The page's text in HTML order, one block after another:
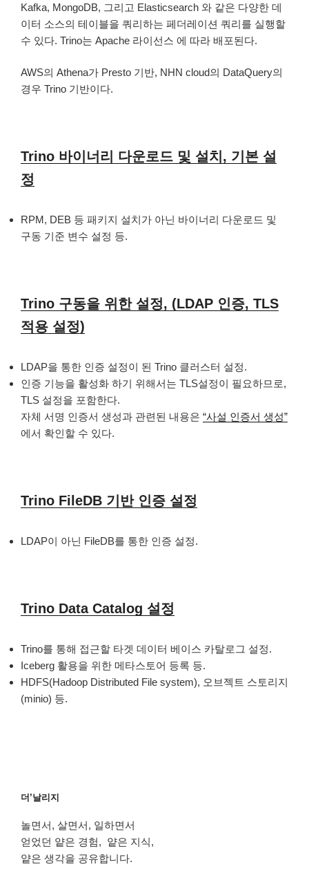
Kafka, MongoDB, 그리고 Elasticsearch 와 같은 다양한 데
이터 소스의 테이블을 쿼리하는 페더레이션 쿼리를 실행할
수 있다. Trino는 Apache 라이선스 에 따라 배포된다.
AWS의 Athena가 Presto 기반, NHN cloud의 DataQuery의
경우 Trino 기반이다.
Trino 바이너리 다운로드 및 설치, 기본 설
정
RPM, DEB 등 패키지 설치가 아닌 바이너리 다운로드 및
구동 기준 변수 설정 등.
Trino 구동을 위한 설정, (LDAP 인증, TLS
적용 설정)
LDAP을 통한 인증 설정이 된 Trino 클러스터 설정.
인증 기능을 활성화 하기 위해서는 TLS설정이 필요하므로,
TLS 설정을 포함한다.
자체 서명 인증서 생성과 관련된 내용은 “사설 인증서 생성”
에서 확인할 수 있다.
Trino FileDB 기반 인증 설정
LDAP이 아닌 FileDB를 통한 인증 설정.
Trino Data Catalog 설정
Trino를 통해 접근할 타겟 데이터 베이스 카탈로그 설정.
Iceberg 활용을 위한 메타스토어 등록 등.
HDFS(Hadoop Distributed File system), 오브젝트 스토리지
(minio) 등.
더’날리지
놀면서, 살면서, 일하면서
얻었던 얕은 경험, 얕은 지식,
얕은 생각을 공유합니다.